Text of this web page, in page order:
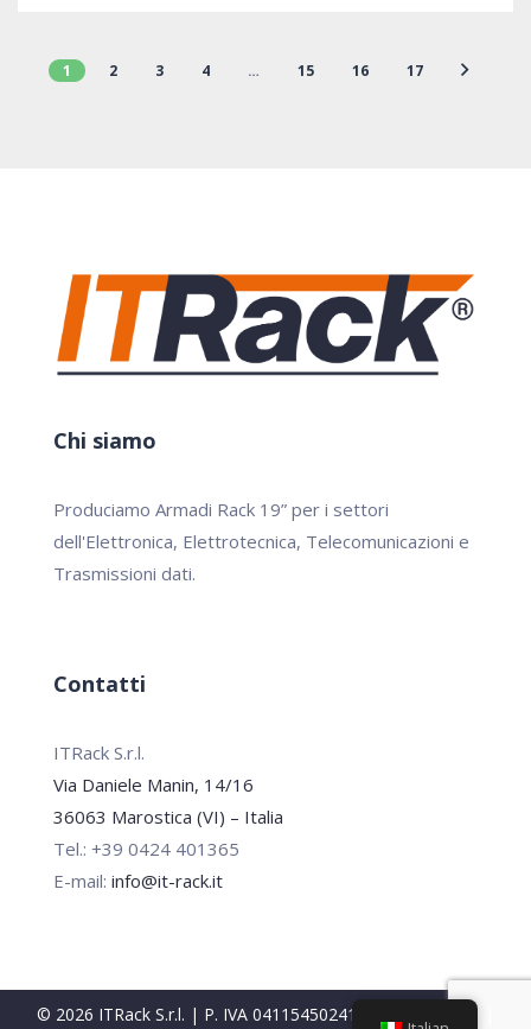
1 2 3 4 … 15 16 17
Chi siamo
Produciamo Armadi Rack 19” per i settori
dell'Elettronica, Elettrotecnica, Telecomunicazioni e
Trasmissioni dati.
Contatti
ITRack S.r.l.
Via Daniele Manin, 14/16
36063 Marostica (VI) – Italia
Tel.: +39 0424 401365
E-mail: info@it-rack.it
© 2026 ITRack S.r.l. | P. IVA 04115450241 | Privacy Policy